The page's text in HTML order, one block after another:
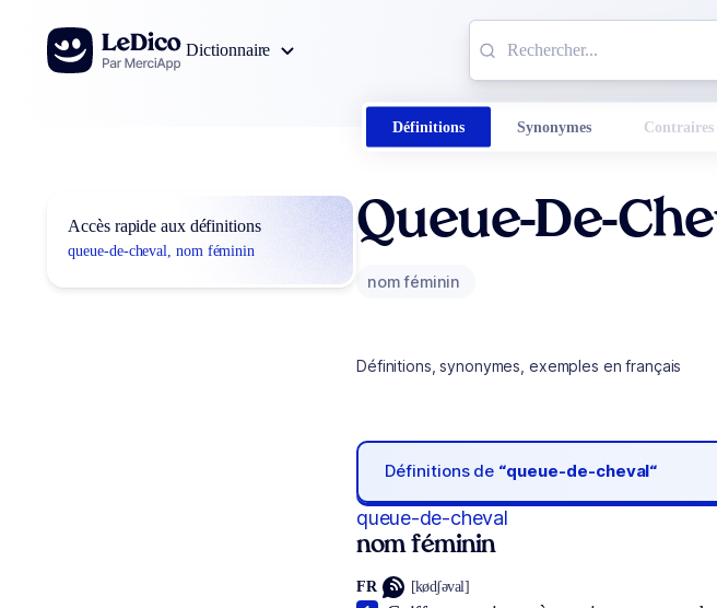
Aller au contenu
Dictionnaire
Définitions Synonymes Contraires
Accès rapide aux définitions
queue-de-cheval, nom féminin
Queue-De-
nom féminin
Définitions, synonymes, exemples en français
Définitions de “queue-de-cheval“
queue-de-cheval
nom féminin
FR [kødʃəval]